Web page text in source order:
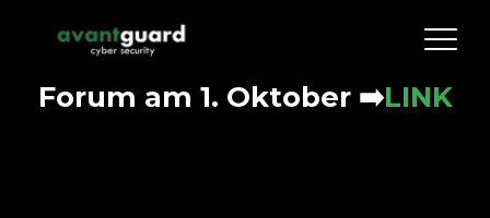
Forum am 1. Oktober➡️LINK